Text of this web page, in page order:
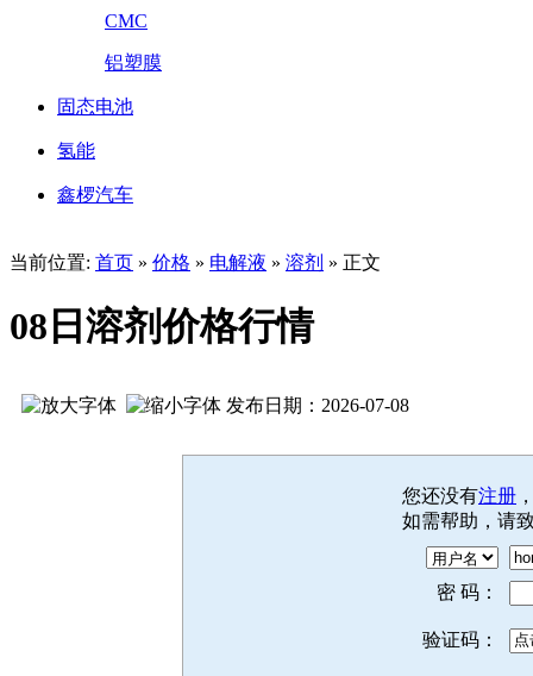
CMC
铝塑膜
固态电池
氢能
鑫椤汽车
当前位置: 首页 » 价格 » 电解液 » 溶剂 » 正文
08日溶剂价格行情
发布日期：2026-07-08
您还没有注册
如需帮助，请
密 码：
验证码：